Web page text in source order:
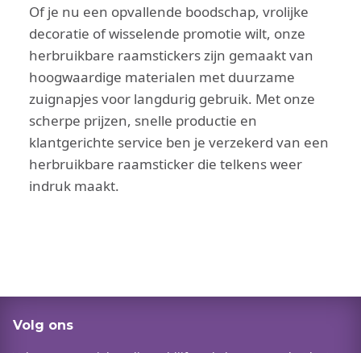
Of je nu een opvallende boodschap, vrolijke
decoratie of wisselende promotie wilt, onze
herbruikbare raamstickers zijn gemaakt van
hoogwaardige materialen met duurzame
zuignapjes voor langdurig gebruik. Met onze
scherpe prijzen, snelle productie en
klantgerichte service ben je verzekerd van een
herbruikbare raamsticker die telkens weer
indruk maakt.
Volg ons